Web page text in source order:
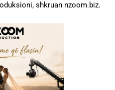
shkruan nzoom.biz.